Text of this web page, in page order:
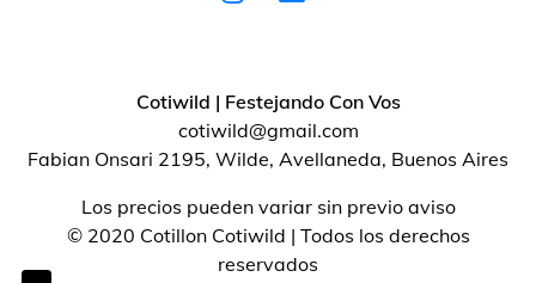
Cotiwild | Festejando Con Vos
cotiwild@gmail.com
Fabian Onsari 2195, Wilde, Avellaneda, Buenos Aires
Los precios pueden variar sin previo aviso
© 2020 Cotillon Cotiwild | Todos los derechos
reservados